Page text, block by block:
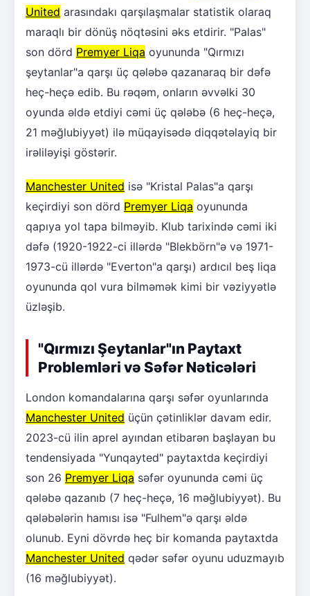
United arasındakı qarşılaşmalar statistik olaraq
maraqlı bir dönüş nöqtəsini əks etdirir. "Palas"
son dörd Premyer Liqa oyununda "Qırmızı
şeytanlar"a qarşı üç qələbə qazanaraq bir dəfə
heç-heçə edib. Bu rəqəm, onların əvvəlki 30
oyunda əldə etdiyi cəmi üç qələbə (6 heç-heçə,
21 məğlubiyyət) ilə müqayisədə diqqətəlayiq bir
irəliləyişi göstərir.
Manchester United isə "Kristal Palas"a qarşı
keçirdiyi son dörd Premyer Liqa oyununda
qapıya yol tapa bilməyib. Klub tarixində cəmi iki
dəfə (1920-1922-ci illərdə "Blekbörn"ə və 1971-
1973-cü illərdə "Everton"a qarşı) ardıcıl beş liqa
oyununda qol vura bilməmək kimi bir vəziyyətlə
üzləşib.
"Qırmızı Şeytanlar"ın Paytaxt
Problemləri və Səfər Nəticələri
London komandalarına qarşı səfər oyunlarında
Manchester United üçün çətinliklər davam edir.
2023-cü ilin aprel ayından etibarən başlayan bu
tendensiyada "Yunqayted" paytaxtda keçirdiyi
son 26 Premyer Liqa səfər oyununda cəmi üç
qələbə qazanıb (7 heç-heçə, 16 məğlubiyyət). Bu
qələbələrin hamısı isə "Fulhem"ə qarşı əldə
olunub. Eyni dövrdə heç bir komanda paytaxtda
Manchester United qədər səfər oyunu uduzmayıb
(16 məğlubiyyət).